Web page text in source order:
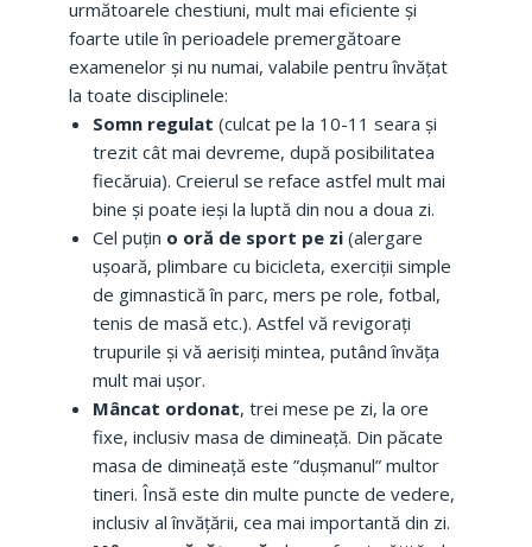
următoarele chestiuni, mult mai eficiente și
foarte utile în perioadele premergătoare
examenelor și nu numai, valabile pentru învățat
la toate disciplinele:
Somn regulat (culcat pe la 10-11 seara și
trezit cât mai devreme, după posibilitatea
fiecăruia). Creierul se reface astfel mult mai
bine și poate ieși la luptă din nou a doua zi.
Cel puțin o oră de sport pe zi (alergare
ușoară, plimbare cu bicicleta, exerciții simple
de gimnastică în parc, mers pe role, fotbal,
tenis de masă etc.). Astfel vă revigorați
trupurile și vă aerisiți mintea, putând învăța
mult mai ușor.
Mâncat ordonat, trei mese pe zi, la ore
fixe, inclusiv masa de dimineață. Din păcate
masa de dimineață este ”dușmanul” multor
tineri. Însă este din multe puncte de vedere,
inclusiv al învățării, cea mai importantă din zi.